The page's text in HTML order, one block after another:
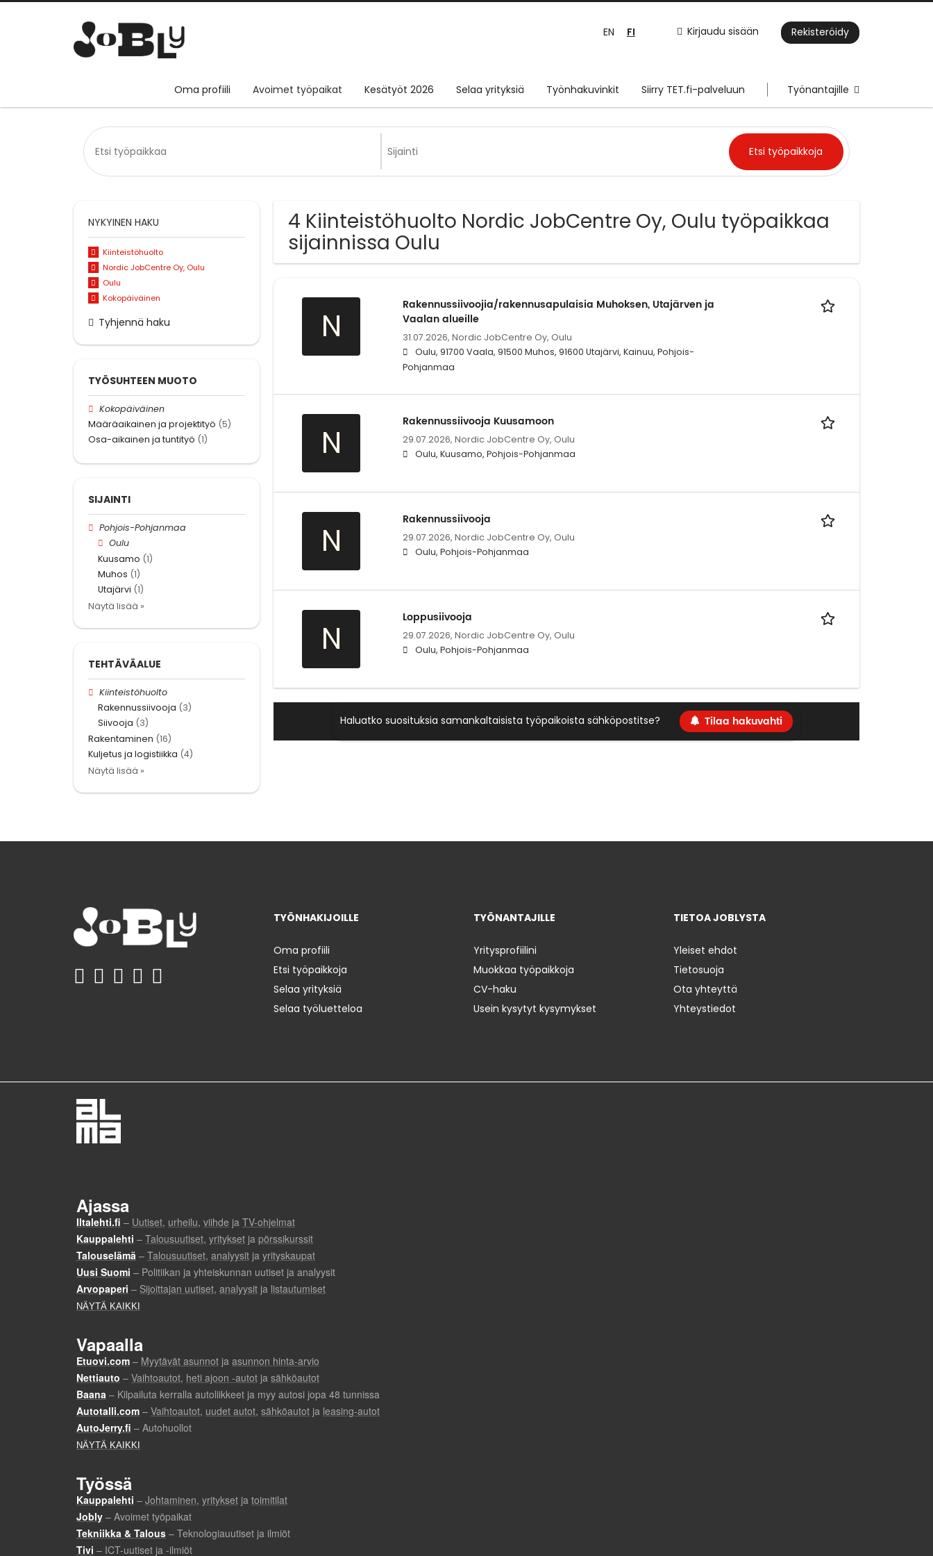
Kirjaudu sisään Rekisteröidy
EN FI
Oma profiili Avoimet työpaikat Kesätyöt 2026 Selaa yrityksiä Työnhakuvinkit Siirry TET.fi-palveluun Työnantajille
4 Kiinteistöhuolto Nordic JobCentre Oy, Oulu työpaikkaa
sijainnissa Oulu
N
Rakennussiivoojia/rakennusapulaisia Muhoksen, Utajärven ja
Vaalan alueille
31.07.2026, Nordic JobCentre Oy, Oulu
Oulu, 91700 Vaala, 91500 Muhos, 91600 Utajärvi, Kainuu, Pohjois-
Pohjanmaa
N
Rakennussiivooja Kuusamoon
29.07.2026, Nordic JobCentre Oy, Oulu
Oulu, Kuusamo, Pohjois-Pohjanmaa
N
Rakennussiivooja
29.07.2026, Nordic JobCentre Oy, Oulu
Oulu, Pohjois-Pohjanmaa
N
Loppusiivooja
29.07.2026, Nordic JobCentre Oy, Oulu
Oulu, Pohjois-Pohjanmaa
Haluatko suosituksia samankaltaisista työpaikoista sähköpostitse? Tilaa hakuvahti
NYKYINEN HAKU
Kiinteistöhuolto
Nordic JobCentre Oy, Oulu
Oulu
Kokopäiväinen
Tyhjennä haku
TYÖSUHTEEN MUOTO
Kokopäiväinen
Määräaikainen ja projektityö (5)
Osa-aikainen ja tuntityö (1)
SIJAINTI
Pohjois-Pohjanmaa
Oulu
Kuusamo (1)
Muhos (1)
Utajärvi (1)
Näytä lisää »
TEHTÄVÄALUE
Kiinteistöhuolto
Rakennussiivooja (3)
Siivooja (3)
Rakentaminen (16)
Kuljetus ja logistiikka (4)
Näytä lisää »
TYÖNHAKIJOILLE
Oma profiili
Etsi työpaikkoja
Selaa yrityksiä
Selaa työluetteloa
TYÖNANTAJILLE
Yritysprofiilini
Muokkaa työpaikkoja
CV-haku
Usein kysytyt kysymykset
TIETOA JOBLYSTA
Yleiset ehdot
Tietosuoja
Ota yhteyttä
Yhteystiedot